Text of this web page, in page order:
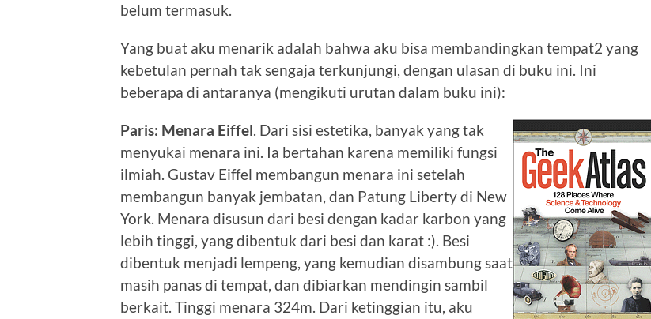
belum termasuk.
Yang buat aku menarik adalah bahwa aku bisa membandingkan tempat2 yang
kebetulan pernah tak sengaja terkunjungi, dengan ulasan di buku ini. Ini
beberapa di antaranya (mengikuti urutan dalam buku ini):
Paris: Menara Eiffel. Dari sisi estetika, banyak yang tak
menyukai menara ini. Ia bertahan karena memiliki fungsi
ilmiah. Gustav Eiffel membangun menara ini setelah
membangun banyak jembatan, dan Patung Liberty di New
York. Menara disusun dari besi dengan kadar karbon yang
lebih tinggi, yang dibentuk dari besi dan karat :). Besi
dibentuk menjadi lempeng, yang kemudian disambung saat
masih panas di tempat, dan dibiarkan mendingin sambil
berkait. Tinggi menara 324m. Dari ketinggian itu, aku